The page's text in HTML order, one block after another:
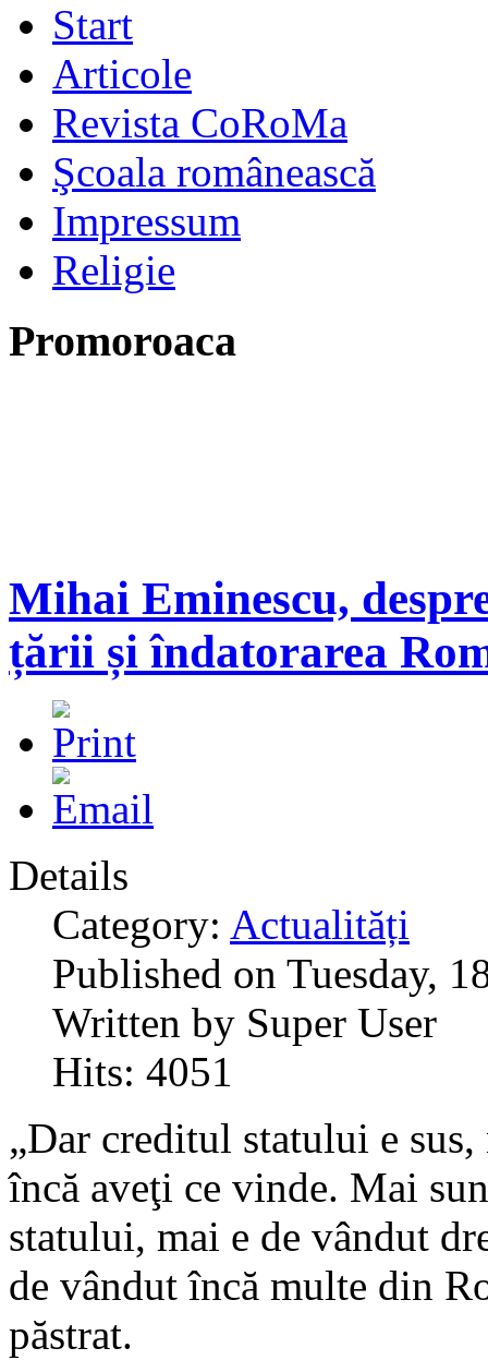
Start
Articole
Revista CoRoMa
Şcoala românească
Impressum
Religie
Promoroaca
Mihai Eminescu,
țării și îndatorarea
Details
Category: Actualități
Published on Tuesday,
Written by Super User
Hits: 4051
„Dar creditul statului e
încă aveţi ce vinde. Mai
statului, mai e de vândut
de vândut încă multe din
păstrat.